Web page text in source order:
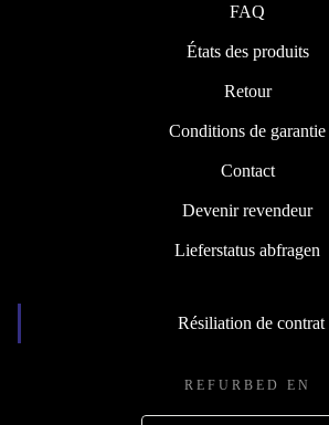
FAQ
États des produits
Retour
Conditions de garantie
Contact
Devenir revendeur
Lieferstatus abfragen
Résiliation de contrat
REFURBED EN